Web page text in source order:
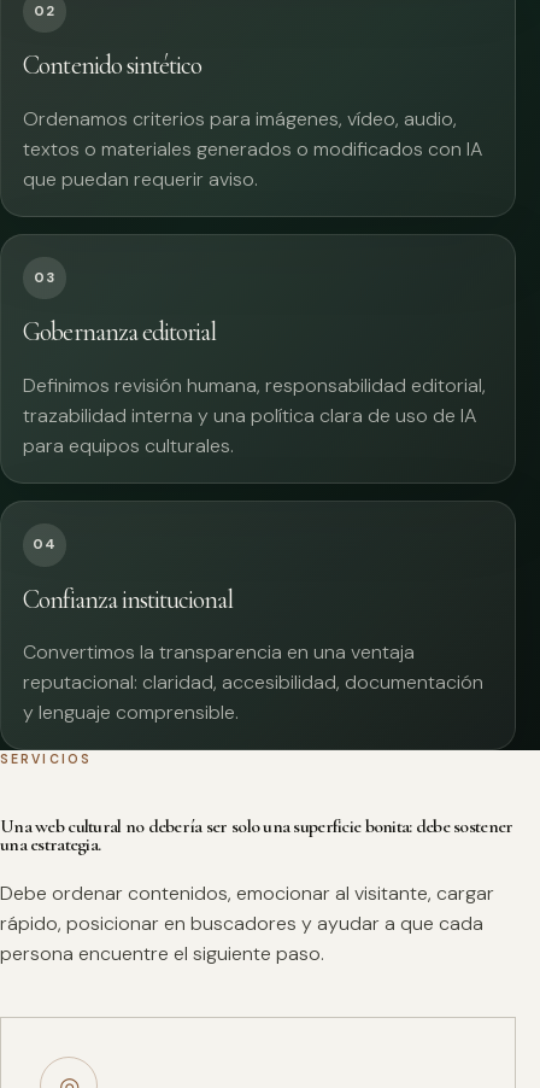
02
Contenido sintético
Ordenamos criterios para imágenes, vídeo, audio,
textos o materiales generados o modificados con IA
que puedan requerir aviso.
03
Gobernanza editorial
Definimos revisión humana, responsabilidad editorial,
trazabilidad interna y una política clara de uso de IA
para equipos culturales.
04
Confianza institucional
Convertimos la transparencia en una ventaja
reputacional: claridad, accesibilidad, documentación
y lenguaje comprensible.
SERVICIOS
Una web cultural no debería ser solo una superficie bonita: debe sostener
una estrategia.
Debe ordenar contenidos, emocionar al visitante, cargar
rápido, posicionar en buscadores y ayudar a que cada
persona encuentre el siguiente paso.